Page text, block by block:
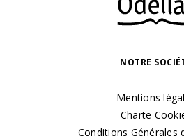
NOTRE
Mentions
Charte
Conditions Générales